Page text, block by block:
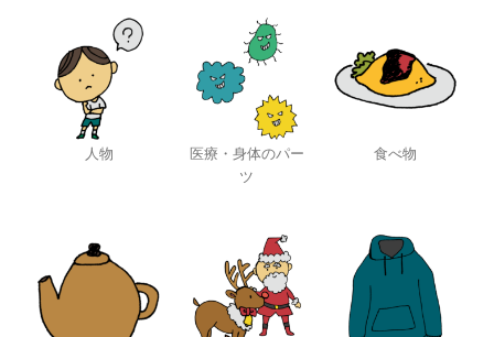
人物
医療・身体のパー
ツ
食べ物